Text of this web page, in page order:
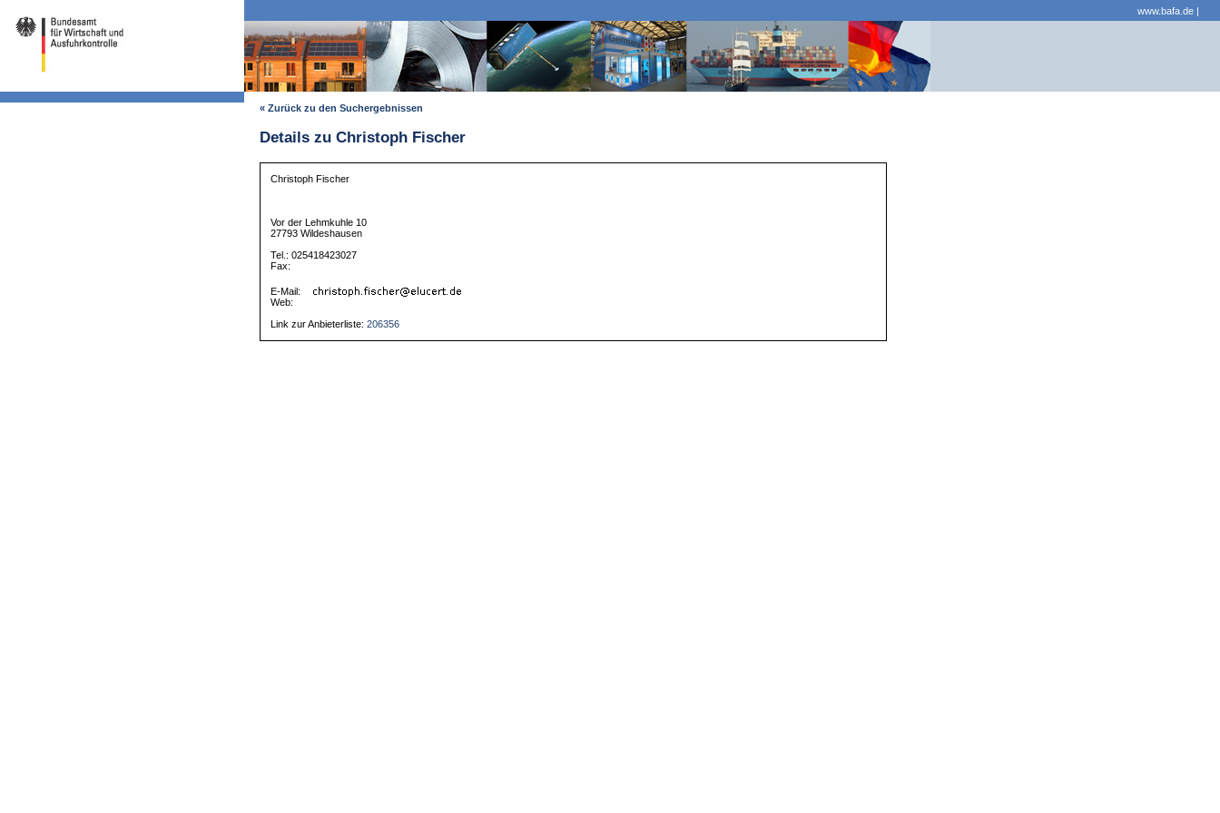
www.bafa.de |
« Zurück zu den Suchergebnissen
Details zu Christoph Fischer
Christoph Fischer
Vor der Lehmkuhle 10
27793 Wildeshausen
Tel.: 025418423027
Fax:
E-Mail:
Web:
Link zur Anbieterliste:206356